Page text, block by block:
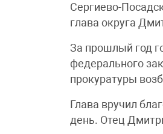
Сергиево-
глава округа
За прошлый год
федерального
прокуратуры
Глава вручил
день. Отец